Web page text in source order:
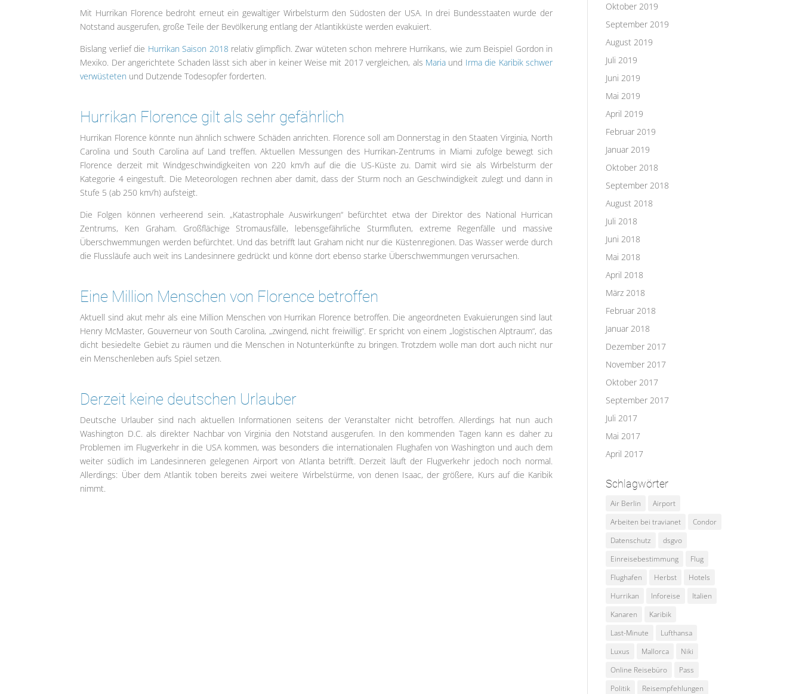
Mit Hurrikan Florence bedroht erneut ein gewaltiger Wirbelsturm den Südosten der USA. In drei Bundesstaaten wurde der
Notstand ausgerufen, große Teile der Bevölkerung entlang der Atlantikküste werden evakuiert.
Bislang verlief die Hurrikan Saison 2018 relativ glimpflich. Zwar wüteten schon mehrere Hurrikans, wie zum Beispiel Gordon in
Mexiko. Der angerichtete Schaden lässt sich aber in keiner Weise mit 2017 vergleichen, als Maria und Irma die Karibik schwer
verwüsteten und Dutzende Todesopfer forderten.
Hurrikan Florence gilt als sehr gefährlich
Hurrikan Florence könnte nun ähnlich schwere Schäden anrichten. Florence soll am Donnerstag in den Staaten Virginia, North
Carolina und South Carolina auf Land treffen. Aktuellen Messungen des Hurrikan-Zentrums in Miami zufolge bewegt sich
Florence derzeit mit Windgeschwindigkeiten von 220 km/h auf die die US-Küste zu. Damit wird sie als Wirbelsturm der
Kategorie 4 eingestuft. Die Meteorologen rechnen aber damit, dass der Sturm noch an Geschwindigkeit zulegt und dann in
Stufe 5 (ab 250 km/h) aufsteigt.
Die Folgen können verheerend sein. „Katastrophale Auswirkungen“ befürchtet etwa der Direktor des National Hurrican
Zentrums, Ken Graham. Großflächige Stromausfälle, lebensgefährliche Sturmfluten, extreme Regenfälle und massive
Überschwemmungen werden befürchtet. Und das betrifft laut Graham nicht nur die Küstenregionen. Das Wasser werde durch
die Flussläufe auch weit ins Landesinnere gedrückt und könne dort ebenso starke Überschwemmungen verursachen.
Eine Million Menschen von Florence betroffen
Aktuell sind akut mehr als eine Million Menschen von Hurrikan Florence betroffen. Die angeordneten Evakuierungen sind laut
Henry McMaster, Gouverneur von South Carolina, „zwingend, nicht freiwillig“. Er spricht von einem „logistischen Alptraum“, das
dicht besiedelte Gebiet zu räumen und die Menschen in Notunterkünfte zu bringen. Trotzdem wolle man dort auch nicht nur
ein Menschenleben aufs Spiel setzen.
Derzeit keine deutschen Urlauber
Deutsche Urlauber sind nach aktuellen Informationen seitens der Veranstalter nicht betroffen. Allerdings hat nun auch
Washington D.C. als direkter Nachbar von Virginia den Notstand ausgerufen. In den kommenden Tagen kann es daher zu
Problemen im Flugverkehr in die USA kommen, was besonders die internationalen Flughafen von Washington und auch dem
weiter südlich im Landesinneren gelegenen Airport von Atlanta betrifft. Derzeit läuft der Flugverkehr jedoch noch normal.
Allerdings: Über dem Atlantik toben bereits zwei weitere Wirbelstürme, von denen Isaac, der größere, Kurs auf die Karibik
nimmt.
Oktober 2019
September 2019
August 2019
Juli 2019
Juni 2019
Mai 2019
April 2019
Februar 2019
Januar 2019
Oktober 2018
September 2018
August 2018
Juli 2018
Juni 2018
Mai 2018
April 2018
März 2018
Februar 2018
Januar 2018
Dezember 2017
November 2017
Oktober 2017
September 2017
Juli 2017
Mai 2017
April 2017
Schlagwörter
Air Berlin
Airport
Arbeiten bei travianet
Condor
Datenschutz
dsgvo
Einreisebestimmung
Flug
Flughafen
Herbst
Hotels
Hurrikan
Inforeise
Italien
Kanaren
Karibik
Last-Minute
Lufthansa
Luxus
Mallorca
Niki
Online Reisebüro
Pass
Politik
Reisempfehlungen